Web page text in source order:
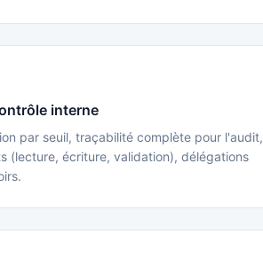
interne
par seuil, traçabilité complète pour l'audit,
(lecture, écriture, validation), délégations